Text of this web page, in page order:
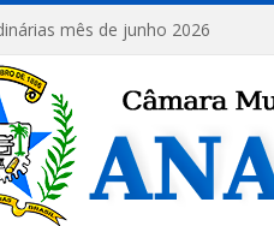
mês de junho 2026